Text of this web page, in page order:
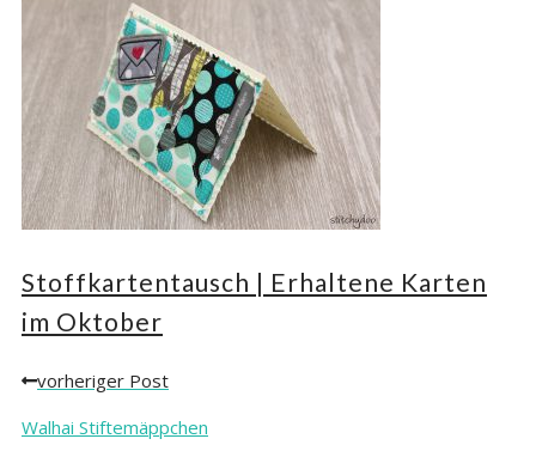
Stoffkartentausch | Erhaltene Karten
im Oktober
Posts
navigation
vorheriger Post
Walhai Stiftemäppchen